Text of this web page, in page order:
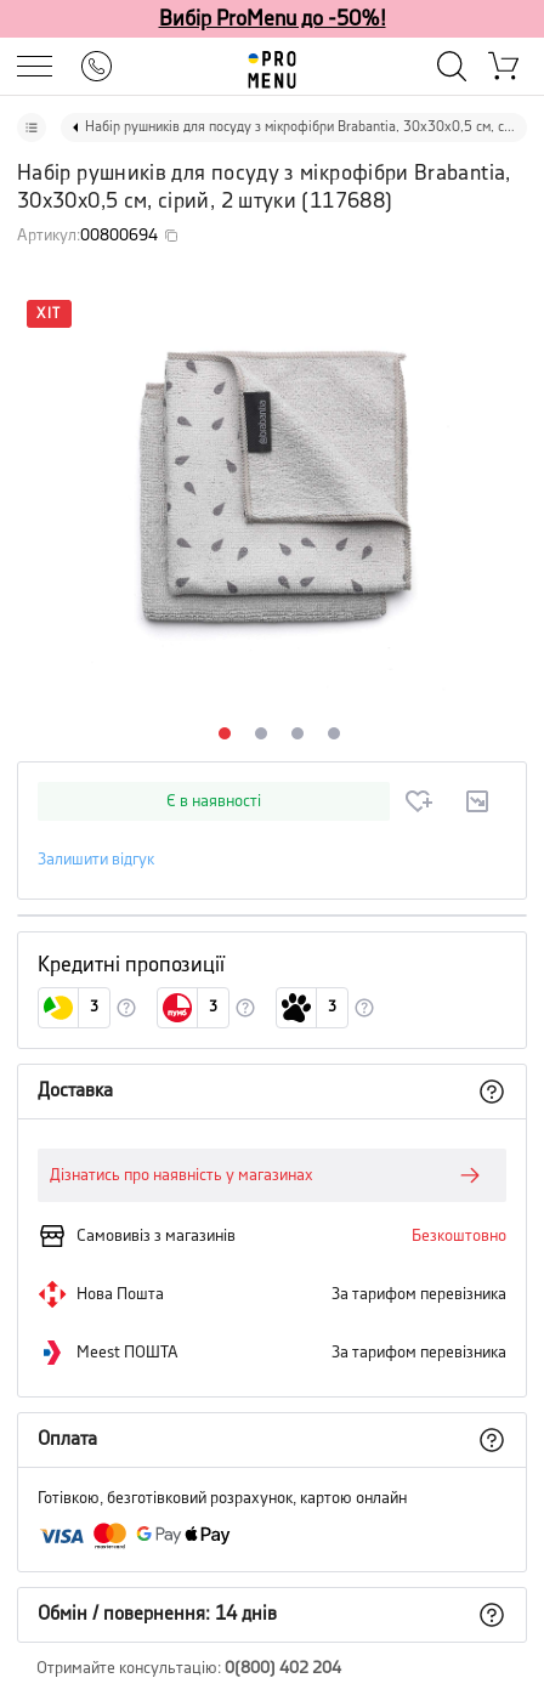
Вибір ProMenu до -50%!
Набір рушників для посуду з мікрофібри Brabantia, 30х30х0,5 см, сірий, 2 штуки
Набір рушників для посуду з мікрофібри Brabantia,
30х30х0,5 см, сірий, 2 штуки (117688)
Артикул:00800694
ХІТ
Є в наявності
Залишити відгук
Кредитні пропозиції
3 3 3
Доставка
Дізнатись про наявність у магазинах
Самовивіз з магазинів Безкоштовно
Нова Пошта За тарифом перевізника
Meest ПОШТА За тарифом перевізника
Оплата
Готівкою, безготівковий розрахунок, картою онлайн
Обмін / повернення: 14 днів
Отримайте консультацію: 0(800) 402 204